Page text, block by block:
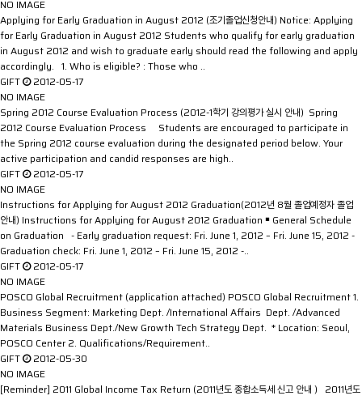
NO IMAGE
Applying for Early Graduation in August 2012 (조기졸업신청안내) Notice: Applying
for Early Graduation in August 2012 Students who qualify for early graduation
in August 2012 and wish to graduate early should read the following and apply
accordingly. 1. Who is eligible? : Those who ..
GIFT
2012-05-17
NO IMAGE
Spring 2012 Course Evaluation Process (2012-1학기 강의평가 실시 안내) Spring
2012 Course Evaluation Process Students are encouraged to participate in
the Spring 2012 course evaluation during the designated period below. Your
active participation and candid responses are high..
GIFT
2012-05-17
NO IMAGE
Instructions for Applying for August 2012 Graduation(2012년 8월 졸업예정자 졸업
안내) Instructions for Applying for August 2012 Graduation ￭ General Schedule
on Graduation - Early graduation request: Fri. June 1, 2012 – Fri. June 15, 2012 -
Graduation check: Fri. June 1, 2012 – Fri. June 15, 2012 -..
GIFT
2012-05-17
NO IMAGE
POSCO Global Recruitment (application attached) POSCO Global Recruitment 1.
Business Segment: Marketing Dept. /International Affairs Dept. /Advanced
Materials Business Dept./New Growth Tech Strategy Dept. * Location: Seoul,
POSCO Center 2. Qualifications/Requirement..
GIFT
2012-05-30
NO IMAGE
[Reminder] 2011 Global Income Tax Return (2011년도 종합소득세 신고 안내 ) 2011년도